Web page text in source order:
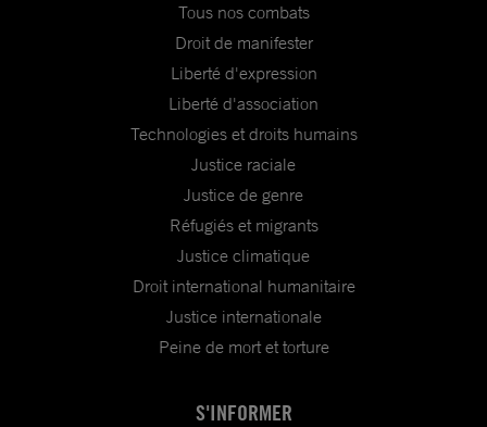
Tous nos combats
Droit de manifester
Liberté d'expression
Liberté d'association
Technologies et droits humains
Justice raciale
Justice de genre
Réfugiés et migrants
Justice climatique
Droit international humanitaire
Justice internationale
Peine de mort et torture
S'INFORMER